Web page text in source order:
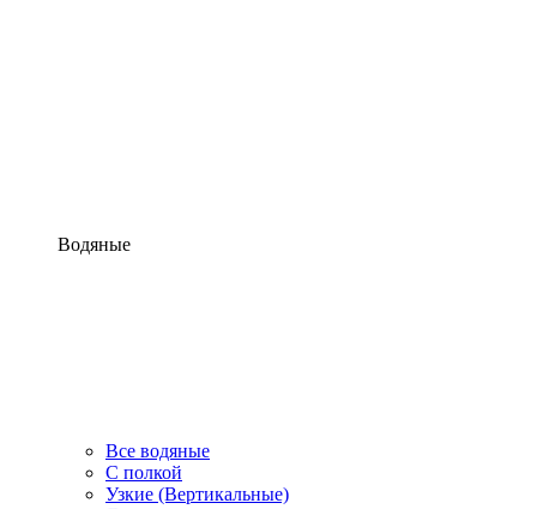
Водяные
Все водяные
С полкой
Узкие (Вертикальные)